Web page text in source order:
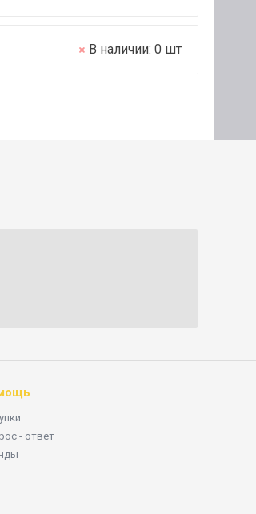
В наличии: 0 шт
- ответ